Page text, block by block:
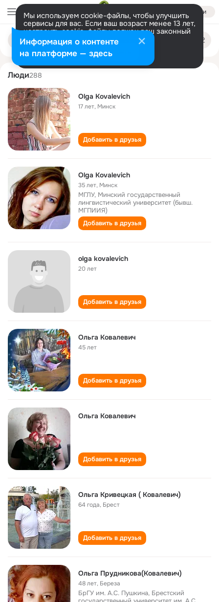
Войти
Мы используем cookie-файлы, чтобы улучшить
сервисы для вас. Если ваш возраст менее 13 лет,
настроить cookie-файлы должен ваш законный
представитель. Больше информации
Разрешить все Настроить
Поиск
людям
olga kovalevich
Люди288
Olga Kovalevich
17 лет, Минск
Добавить в друзья
Olga Kovalevich
35 лет, Минск
МГЛУ, Минский государственный
лингвистический университет (бывш.
МГПИИЯ)
Добавить в друзья
olga kovalevich
20 лет
Добавить в друзья
Ольга Ковалевич
45 лет
Добавить в друзья
Ольга Ковалевич
Добавить в друзья
Ольга Кривецкая ( Ковалевич)
64 года, Брест
Добавить в друзья
Ольга Прудникова(Ковалевич)
48 лет, Береза
БрГУ им. А.С. Пушкина, Брестский
Информация о контенте
на платформе — здесь